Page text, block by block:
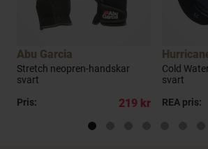
Abu Garcia
Stretch neopren-handskar
svart
Pris:
219 kr
Cold
svart
REA pris: